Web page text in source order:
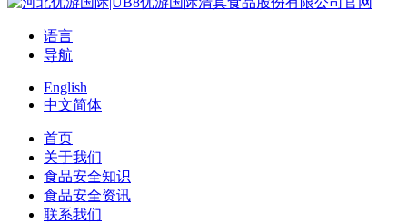
语言
导航
English
中文简体
首页
关于我们
食品安全知识
食品安全资讯
联系我们